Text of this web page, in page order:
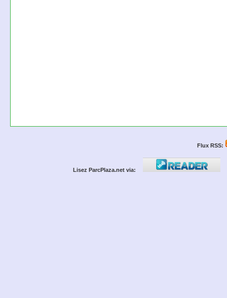
Flux RSS:
Lisez ParcPlaza.net via: